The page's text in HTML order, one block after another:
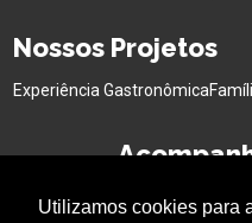
Utilizamos cookies para
Nossos Projetos
Experiência Gastronômica